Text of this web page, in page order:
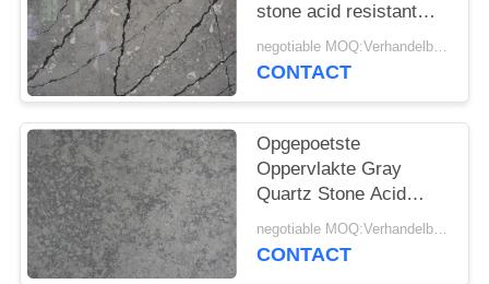
stone acid resistant
NSF Certificatie
negotiable MOQ:Verhandelbaar
CONTACT
Opgepoetste
Oppervlakte Gray
Quartz Stone Acid
Resistant voor
Keukencountertop
negotiable MOQ:Verhandelbaar
CONTACT